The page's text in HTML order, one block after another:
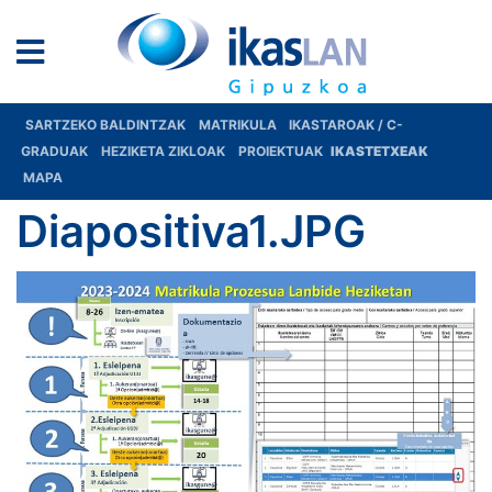
SARTZEKO BALDINTZAK MATRIKULA
IKASTAROAK / C-
GRADUAK
HEZIKETA ZIKLOAK PROIEKTUAK IKASTETXEAK
MAPA
Diapositiva1.JPG